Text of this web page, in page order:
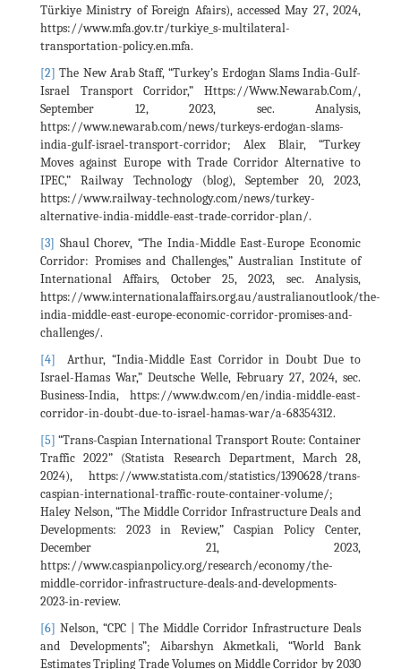
Türkiye Ministry of Foreign Afairs), accessed May 27, 2024,
https://www.mfa.gov.tr/turkiye_s-multilateral-
transportation-policy.en.mfa.
[2] The New Arab Staff, “Turkey’s Erdogan Slams India-Gulf-
Israel Transport Corridor,” Https://Www.Newarab.Com/,
September 12, 2023, sec. Analysis,
https://www.newarab.com/news/turkeys-erdogan-slams-
india-gulf-israel-transport-corridor; Alex Blair, “Turkey
Moves against Europe with Trade Corridor Alternative to
IPEC,” Railway Technology (blog), September 20, 2023,
https://www.railway-technology.com/news/turkey-
alternative-india-middle-east-trade-corridor-plan/.
[3] Shaul Chorev, “The India-Middle East-Europe Economic
Corridor: Promises and Challenges,” Australian Institute of
International Affairs, October 25, 2023, sec. Analysis,
https://www.internationalaffairs.org.au/australianoutlook/the-
india-middle-east-europe-economic-corridor-promises-and-
challenges/.
[4] Arthur, “India-Middle East Corridor in Doubt Due to
Israel-Hamas War,” Deutsche Welle, February 27, 2024, sec.
Business-India, https://www.dw.com/en/india-middle-east-
corridor-in-doubt-due-to-israel-hamas-war/a-68354312.
[5] “Trans-Caspian International Transport Route: Container
Traffic 2022” (Statista Research Department, March 28,
2024), https://www.statista.com/statistics/1390628/trans-
caspian-international-traffic-route-container-volume/;
Haley Nelson, “The Middle Corridor Infrastructure Deals and
Developments: 2023 in Review,” Caspian Policy Center,
December 21, 2023,
https://www.caspianpolicy.org/research/economy/the-
middle-corridor-infrastructure-deals-and-developments-
2023-in-review.
[6] Nelson, “CPC | The Middle Corridor Infrastructure Deals
and Developments”; Aibarshyn Akmetkali, “World Bank
Estimates Tripling Trade Volumes on Middle Corridor by 2030